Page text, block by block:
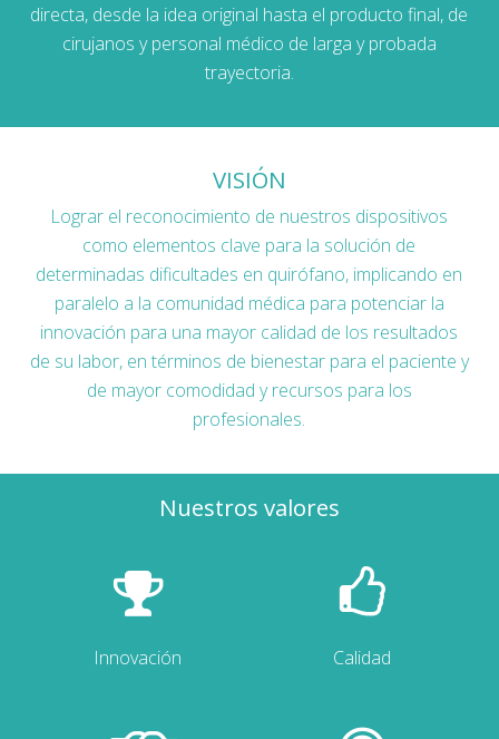
directa, desde la idea original hasta el producto final, de
cirujanos y personal médico de larga y probada
trayectoria.
VISIÓN
Lograr el reconocimiento de nuestros dispositivos
como elementos clave para la solución de
determinadas dificultades en quirófano, implicando en
paralelo a la comunidad médica para potenciar la
innovación para una mayor calidad de los resultados
de su labor, en términos de bienestar para el paciente y
de mayor comodidad y recursos para los
profesionales.
Nuestros valores
Innovación Calidad